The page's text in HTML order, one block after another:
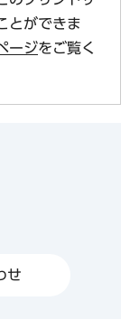
とができま
ージをご覧く
せ